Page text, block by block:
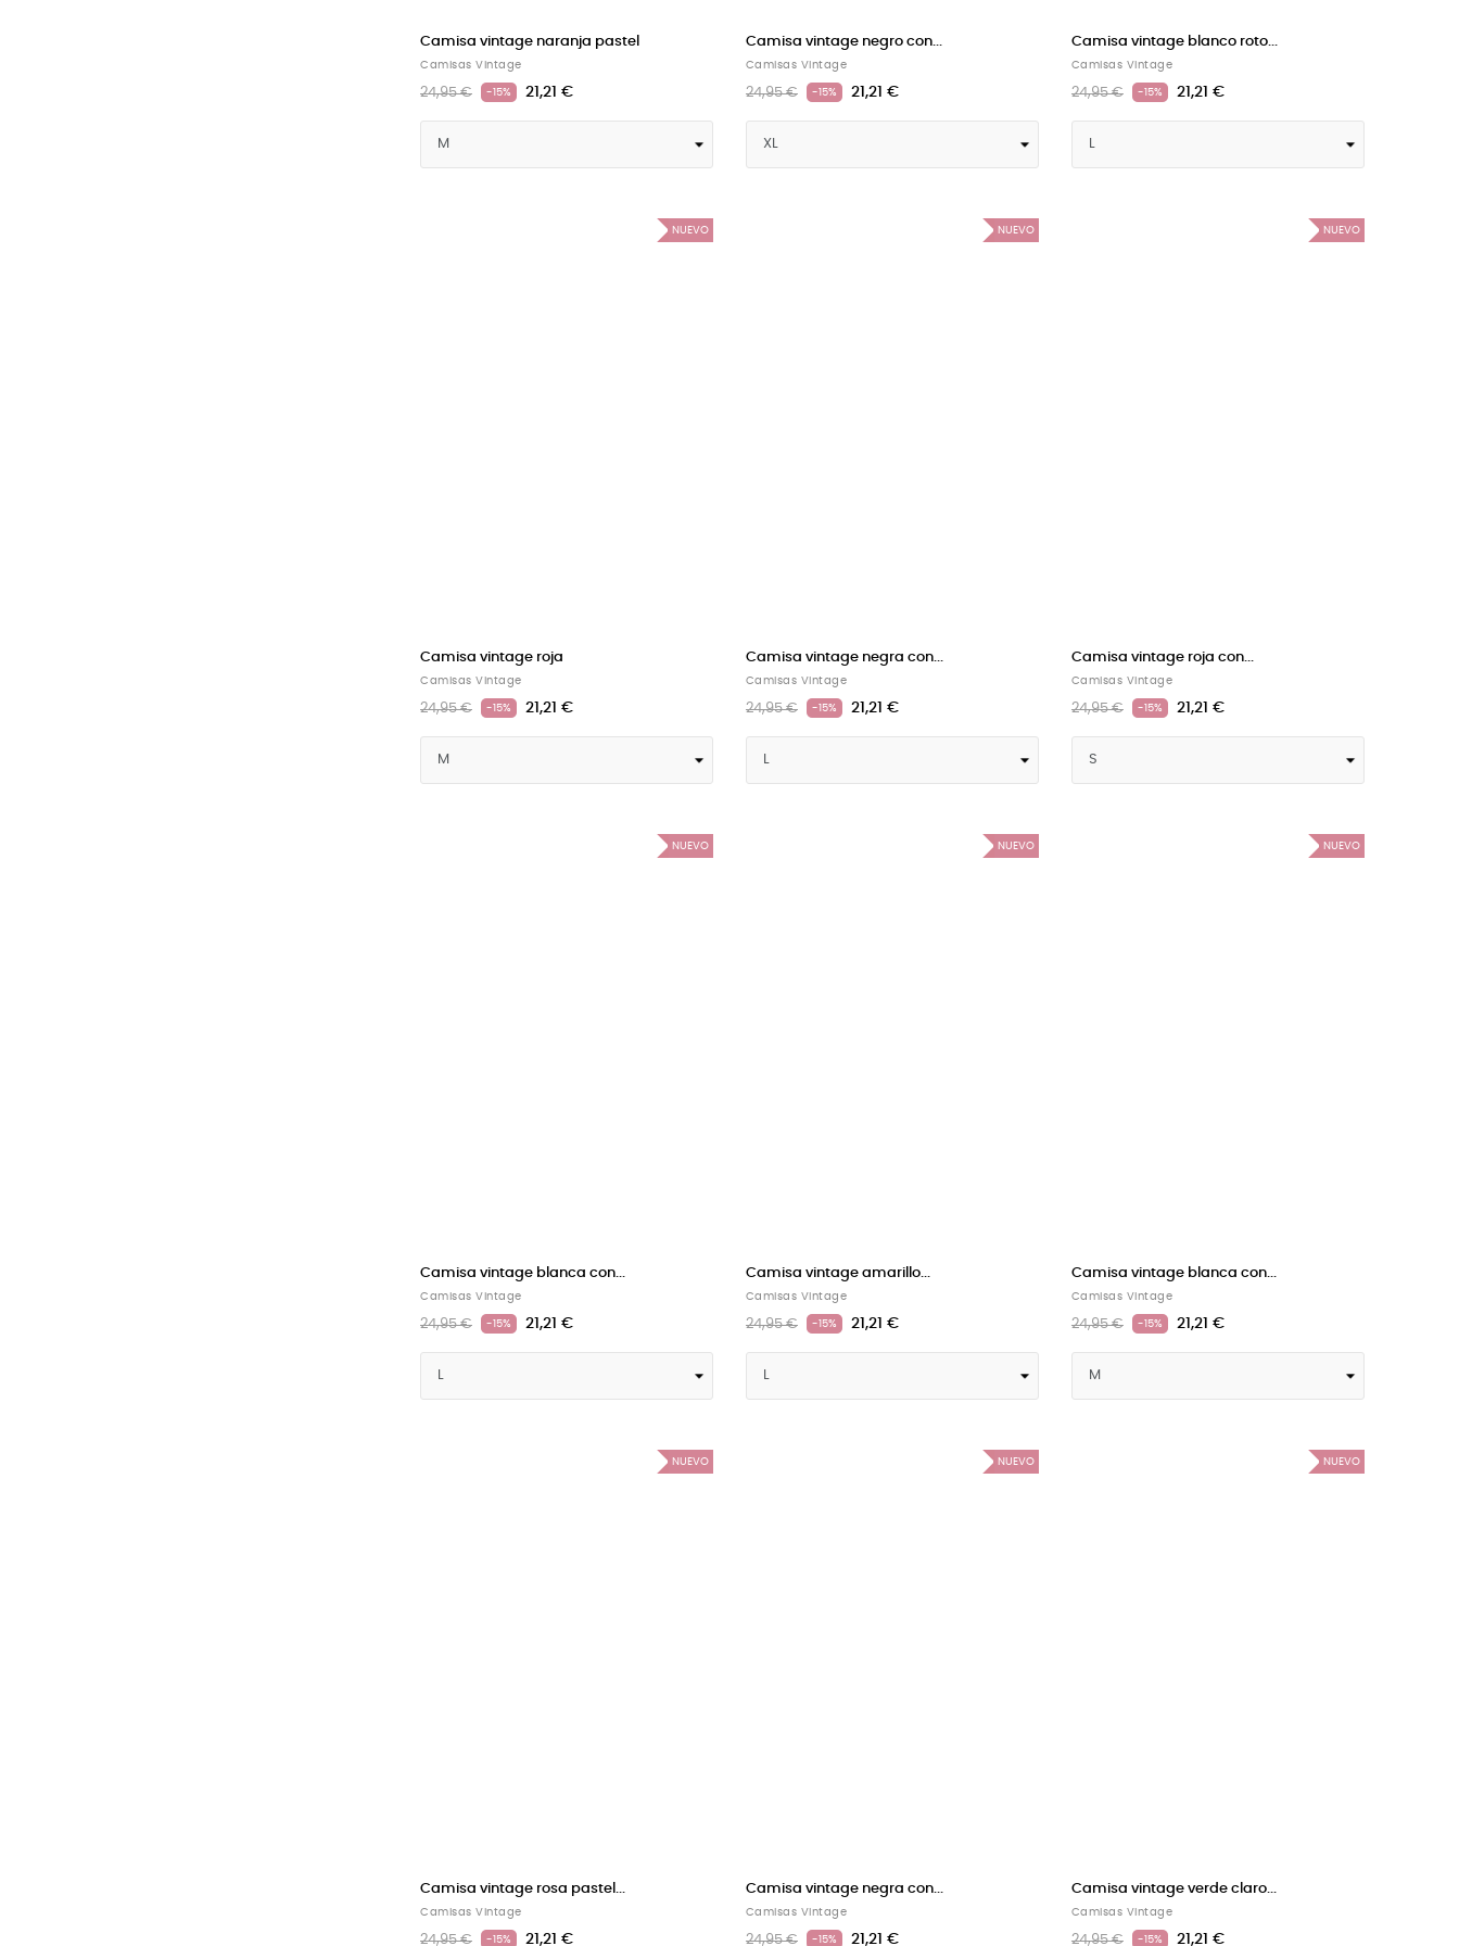
Camisa vintage naranja pastel
Camisas Vintage
24,95 € -15% 21,21 €
Camisa vintage negro con...
Camisas Vintage
24,95 € -15% 21,21 €
Camisa vintage blanco roto...
Camisas Vintage
24,95 € -15% 21,21 €
NUEVO
Camisa vintage roja
Camisas Vintage
24,95 € -15% 21,21 €
NUEVO
Camisa vintage negra con...
Camisas Vintage
24,95 € -15% 21,21 €
NUEVO
Camisa vintage roja con...
Camisas Vintage
24,95 € -15% 21,21 €
NUEVO
Camisa vintage blanca con...
Camisas Vintage
24,95 € -15% 21,21 €
NUEVO
Camisa vintage amarillo...
Camisas Vintage
24,95 € -15% 21,21 €
NUEVO
Camisa vintage blanca con...
Camisas Vintage
24,95 € -15% 21,21 €
NUEVO
Camisa vintage rosa pastel...
Camisas Vintage
24,95 € -15% 21,21 €
NUEVO
Camisa vintage negra con...
Camisas Vintage
24,95 € -15% 21,21 €
NUEVO
Camisa vintage verde claro...
Camisas Vintage
24,95 € -15% 21,21 €